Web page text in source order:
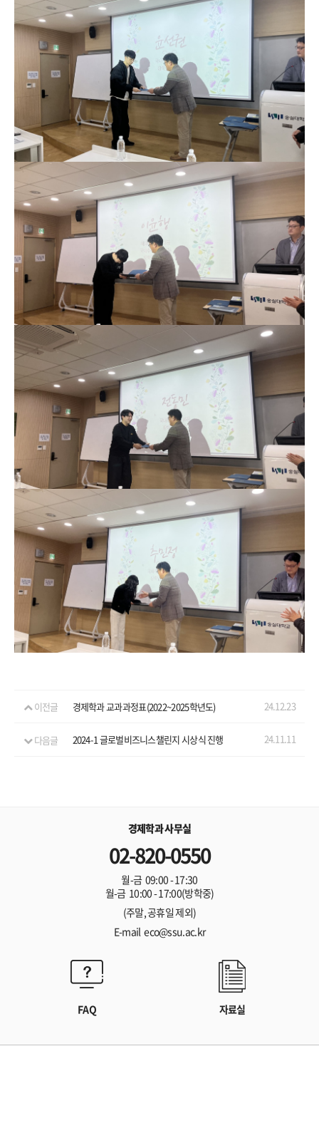
이전글 경제학과 교과과정표(2022~2025학년도) 24.12.23
다음글 2024-1 글로벌비즈니스챌린지 시상식 진행 24.11.11
경제학과 사무실
02-820-0550
월-금 09:00 - 17:30
월-금 10:00 - 17:00(방학중)
(주말, 공휴일 제외)
E-mail eco@ssu.ac.kr
FAQ 자료실